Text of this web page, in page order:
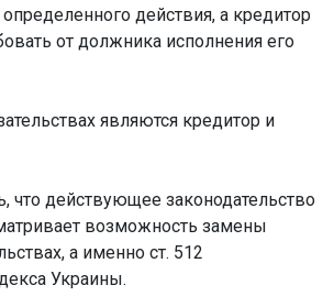
действия, а кредитор
от должника исполнения его
являются кредитор и
что действующее законодательство
возможность замены
а именно ст. 512
Украины.